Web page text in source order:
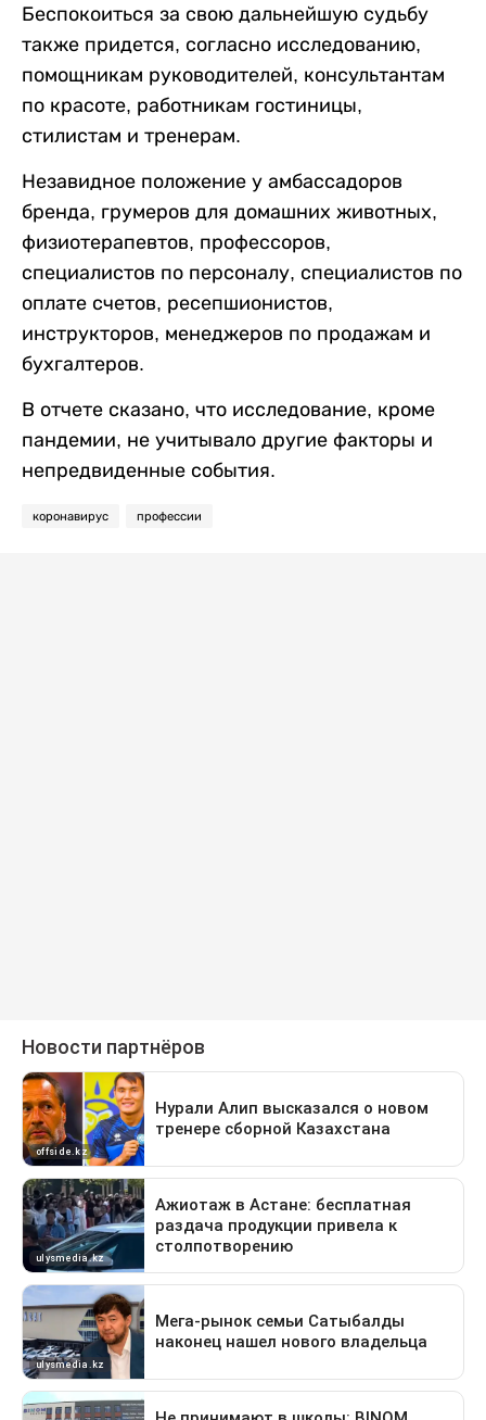
Беспокоиться за свою дальнейшую судьбу
также придется, согласно исследованию,
помощникам руководителей, консультантам
по красоте, работникам гостиницы,
стилистам и тренерам.
Незавидное положение у амбассадоров
бренда, грумеров для домашних животных,
физиотерапевтов, профессоров,
специалистов по персоналу, специалистов по
оплате счетов, ресепшионистов,
инструкторов, менеджеров по продажам и
бухгалтеров.
В отчете сказано, что исследование, кроме
пандемии, не учитывало другие факторы и
непредвиденные события.
коронавирус профессии